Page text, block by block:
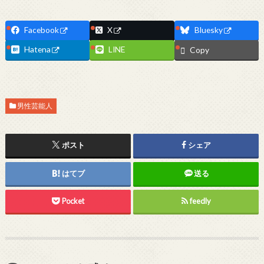
Facebook X
Bluesky
Hatena
LINE Copy
男性芸能人
ポスト シェア
はてブ 送る
Pocket feedly